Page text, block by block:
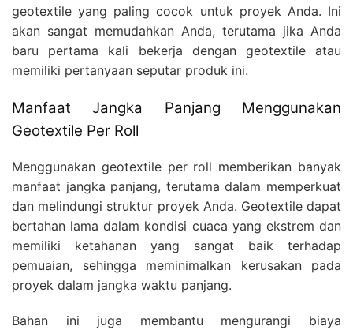
geotextile yang paling cocok untuk proyek Anda. Ini
akan sangat memudahkan Anda, terutama jika Anda
baru pertama kali bekerja dengan geotextile atau
memiliki pertanyaan seputar produk ini.
Manfaat Jangka Panjang Menggunakan
Geotextile Per Roll
Menggunakan geotextile per roll memberikan banyak
manfaat jangka panjang, terutama dalam memperkuat
dan melindungi struktur proyek Anda. Geotextile dapat
bertahan lama dalam kondisi cuaca yang ekstrem dan
memiliki ketahanan yang sangat baik terhadap
pemuaian, sehingga meminimalkan kerusakan pada
proyek dalam jangka waktu panjang.
Bahan ini juga membantu mengurangi biaya